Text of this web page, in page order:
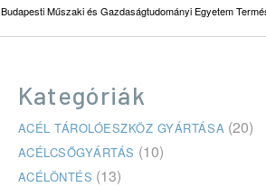
Budapesti Műszaki és Gazdaságtudományi Egyetem
Kategóriák
ACÉL TÁROLÓESZKÖZ GYÁRTÁSA (20)
ACÉLCSŐGYÁRTÁS (10)
ACÉLÖNTÉS (13)